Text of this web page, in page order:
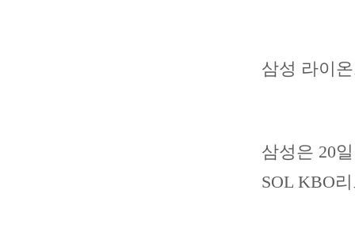
삼성 라이
삼성은 20
SOL KBO